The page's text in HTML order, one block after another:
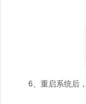
6、重启系统后，